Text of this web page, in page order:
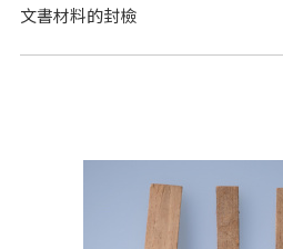
文書材料的封檢